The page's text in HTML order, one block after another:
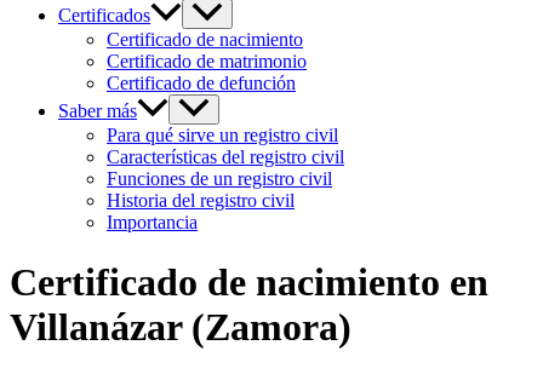
Certificados
Certificado de nacimiento
Certificado de matrimonio
Certificado de defunción
Saber más
Para qué sirve un registro civil
Características del registro civil
Funciones de un registro civil
Historia del registro civil
Importancia
Certificado de nacimiento en
Villanázar(Zamora)